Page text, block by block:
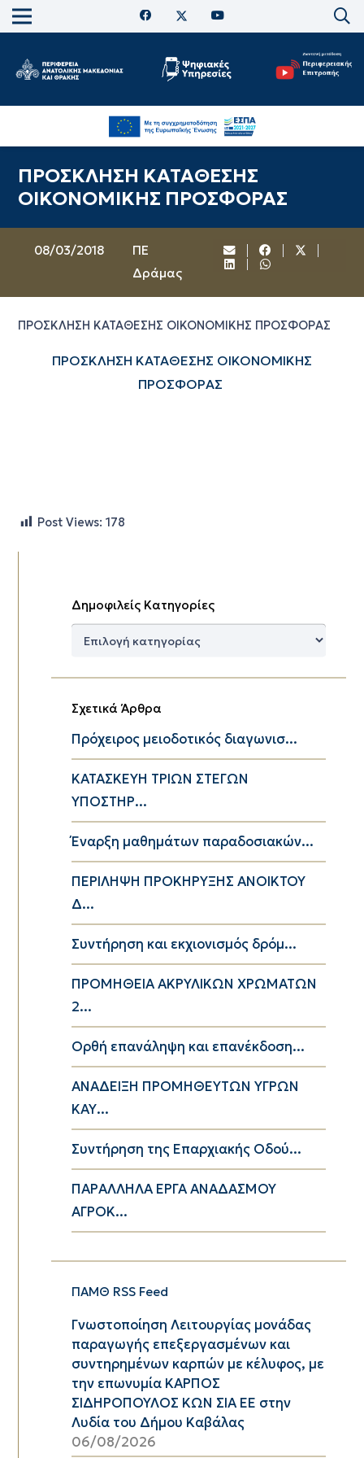
ΠΡΟΣΚΛΗΣΗ ΚΑΤΑΘΕΣΗΣ
ΟΙΚΟΝΟΜΙΚΗΣ ΠΡΟΣΦΟΡΑΣ
08/03/2018
ΠΕ
Δράμας
ΠΡΟΣΚΛΗΣΗ ΚΑΤΑΘΕΣΗΣ ΟΙΚΟΝΟΜΙΚΗΣ ΠΡΟΣΦΟΡΑΣ
ΠΡΟΣΚΛΗΣΗ ΚΑΤΑΘΕΣΗΣ ΟΙΚΟΝΟΜΙΚΗΣ
ΠΡΟΣΦΟΡΑΣ
Post Views: 178
Δημοφιλείς Κατηγορίες
Δημοφιλείς
Σχετικά Άρθρα
Πρόχειρος μειοδοτικός διαγωνισ...
ΚΑΤΑΣΚΕΥΗ ΤΡΙΩΝ ΣΤΕΓΩΝ
ΥΠΟΣΤΗΡ...
Έναρξη μαθημάτων παραδοσιακών...
ΠΕΡΙΛΗΨΗ ΠΡΟΚΗΡΥΞΗΣ ΑΝΟΙΚΤΟΥ
Δ...
Συντήρηση και εκχιονισμός δρόμ...
ΠΡΟΜΗΘΕΙΑ ΑΚΡΥΛΙΚΩΝ ΧΡΩΜΑΤΩΝ
2...
Ορθή επανάληψη και επανέκδοση...
ΑΝΑΔΕΙΞΗ ΠΡΟΜΗΘΕΥΤΩΝ ΥΓΡΩΝ
ΚΑΥ...
Συντήρηση της Επαρχιακής Οδού...
ΠΑΡΑΛΛΗΛΑ ΕΡΓΑ ΑΝΑΔΑΣΜΟΥ
ΑΓΡΟΚ...
ΠΑΜΘ RSS Feed
Γνωστοποίηση Λειτουργίας μονάδας
παραγωγής επεξεργασμένων και
συντηρημένων καρπών με κέλυφος, με
την επωνυμία ΚΑΡΠΟΣ
ΣΙΔΗΡΟΠΟΥΛΟΣ ΚΩΝ ΣΙΑ ΕΕ στην
Λυδία του Δήμου Καβάλας
06/08/2026